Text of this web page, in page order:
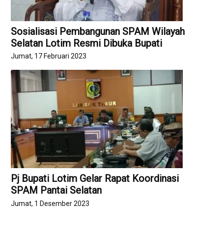
Sosialisasi Pembangunan SPAM Wilayah
Selatan Lotim Resmi Dibuka Bupati
Jumat, 17 Februari 2023
Pj Bupati Lotim Gelar Rapat Koordinasi
SPAM Pantai Selatan
Jumat, 1 Desember 2023